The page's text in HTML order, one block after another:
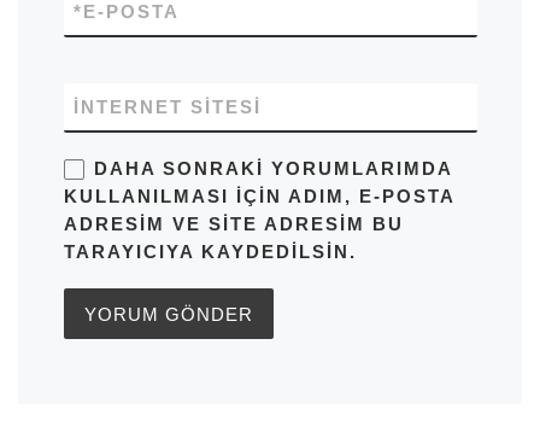
E-POSTA
*
İNTERNET SITESI
DAHA SONRAKI YORUMLARIMDA
KULLANILMASI IÇIN ADIM, E-POSTA
ADRESIM VE SITE ADRESIM BU
TARAYICIYA KAYDEDILSIN.